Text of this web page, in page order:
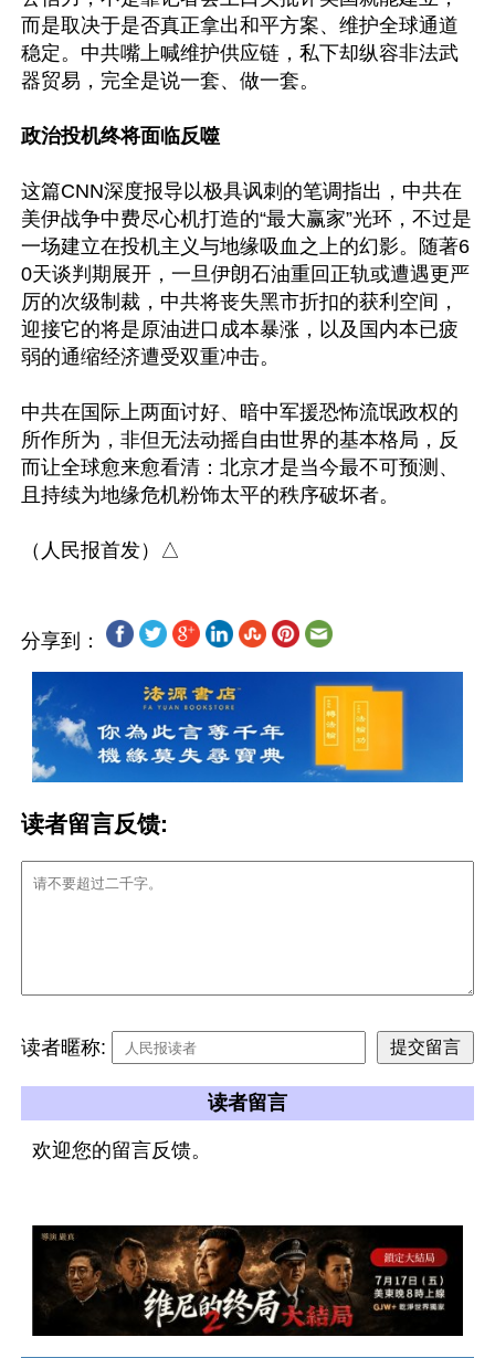
而是取决于是否真正拿出和平方案、维护全球通道
稳定。中共嘴上喊维护供应链，私下却纵容非法武
器贸易，完全是说一套、做一套。
政治投机终将面临反噬
这篇CNN深度报导以极具讽刺的笔调指出，中共在
美伊战争中费尽心机打造的“最大赢家”光环，不过是
一场建立在投机主义与地缘吸血之上的幻影。随著6
0天谈判期展开，一旦伊朗石油重回正轨或遭遇更严
厉的次级制裁，中共将丧失黑市折扣的获利空间，
迎接它的将是原油进口成本暴涨，以及国内本已疲
弱的通缩经济遭受双重冲击。
中共在国际上两面讨好、暗中军援恐怖流氓政权的
所作所为，非但无法动摇自由世界的基本格局，反
而让全球愈来愈看清：北京才是当今最不可预测、
且持续为地缘危机粉饰太平的秩序破坏者。
分享到：
读者留言反馈:
读者暱称:
读者留言
欢迎您的留言反馈。